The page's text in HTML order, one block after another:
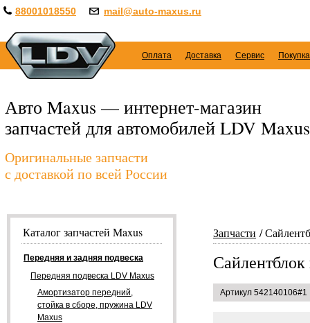
88001018550 mail@auto-maxus.ru
Оплата Доставка Сервис
Авто Maxus — интернет-магазин
запчастей для автомобилей LDV Maxus
Оригинальные запчасти
с доставкой по всей России
Запчасти
Артикул 542140106#1
Каталог запчастей Maxus
Передняя и задняя подвеска
Передняя подвеска LDV Maxus
Амортизатор передний,
стойка в сборе, пружина LDV
Maxus